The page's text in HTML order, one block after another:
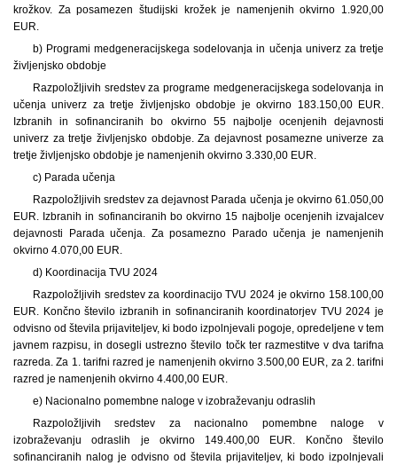
krožkov. Za posamezen študijski krožek je namenjenih okvirno 1.920,00
EUR.
b) Programi medgeneracijskega sodelovanja in učenja univerz za tretje
življenjsko obdobje
Razpoložljivih sredstev za programe medgeneracijskega sodelovanja in
učenja univerz za tretje življenjsko obdobje je okvirno 183.150,00 EUR.
Izbranih in sofinanciranih bo okvirno 55 najbolje ocenjenih dejavnosti
univerz za tretje življenjsko obdobje. Za dejavnost posamezne univerze za
tretje življenjsko obdobje je namenjenih okvirno 3.330,00 EUR.
c) Parada učenja
Razpoložljivih sredstev za dejavnost Parada učenja je okvirno 61.050,00
EUR. Izbranih in sofinanciranih bo okvirno 15 najbolje ocenjenih izvajalcev
dejavnosti Parada učenja. Za posamezno Parado učenja je namenjenih
okvirno 4.070,00 EUR.
d) Koordinacija TVU 2024
Razpoložljivih sredstev za koordinacijo TVU 2024 je okvirno 158.100,00
EUR. Končno število izbranih in sofinanciranih koordinatorjev TVU 2024 je
odvisno od števila prijaviteljev, ki bodo izpolnjevali pogoje, opredeljene v tem
javnem razpisu, in dosegli ustrezno število točk ter razmestitve v dva tarifna
razreda. Za 1. tarifni razred je namenjenih okvirno 3.500,00 EUR, za 2. tarifni
razred je namenjenih okvirno 4.400,00 EUR.
e) Nacionalno pomembne naloge v izobraževanju odraslih
Razpoložljivih sredstev za nacionalno pomembne naloge v
izobraževanju odraslih je okvirno 149.400,00 EUR. Končno število
sofinanciranih nalog je odvisno od števila prijaviteljev, ki bodo izpolnjevali